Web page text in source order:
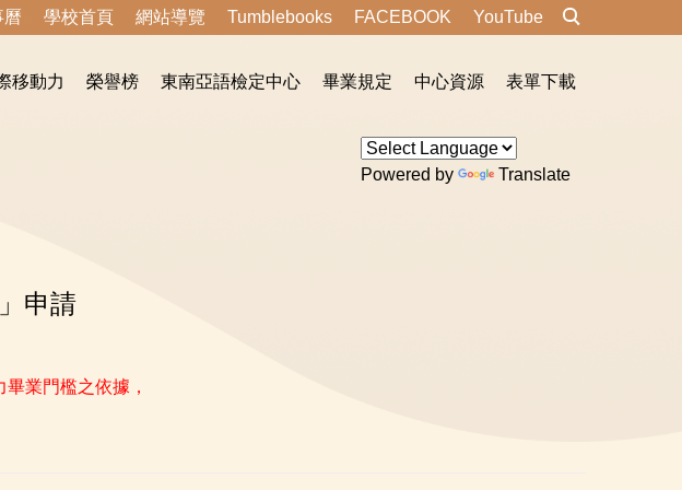
曆 學校首頁 網站導覽 Tumblebooks FACEBOOK YouTube
Powered by Translate
移動力 榮譽榜 東南亞語檢定中心 畢業規定 中心資源 表單下載
申請
業門檻之依據，